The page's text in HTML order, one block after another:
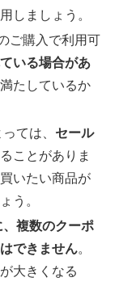
しましょう。
ご購入で利用可
いる場合があ
たしているか
ては、 セール
ことがありま
いたい商品が
う。
、複数のクーポ
できません。
大きくなる